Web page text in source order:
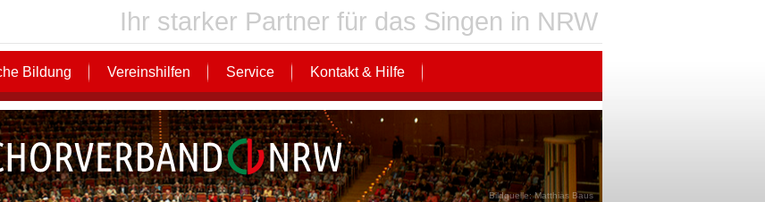
Ihr starker Partner für das Singen in NRW
Bildung Vereinshilfen Service Kontakt & Hilfe
Bildquelle: Matthias Baus